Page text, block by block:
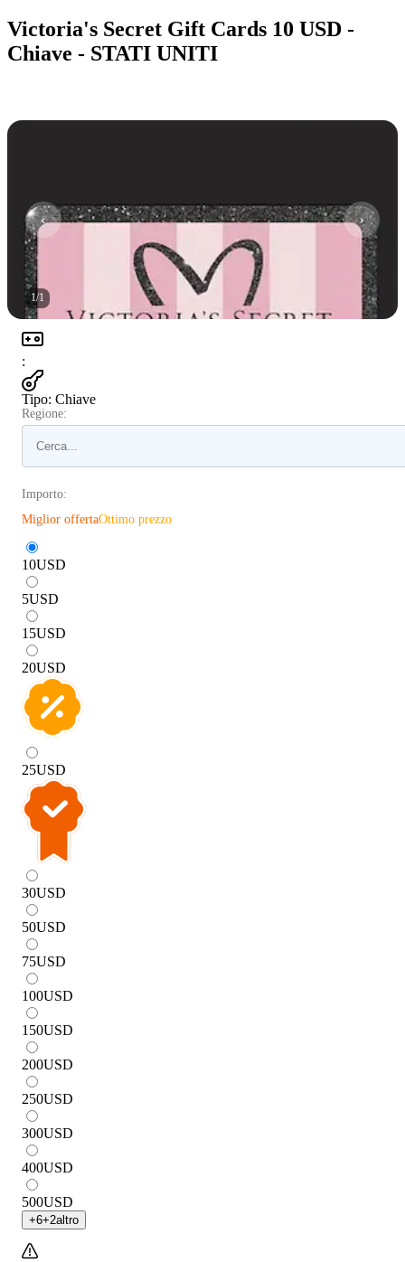
Victoria's Secret Gift Cards 10 USD -
Chiave - STATI UNITI
1/1
:
Tipo: Chiave
Regione:
Importo:
Miglior offertaOttimo prezzo
10USD
5USD
15USD
20USD
25USD
30USD
50USD
75USD
100USD
150USD
200USD
250USD
300USD
400USD
500USD
+6+2altro